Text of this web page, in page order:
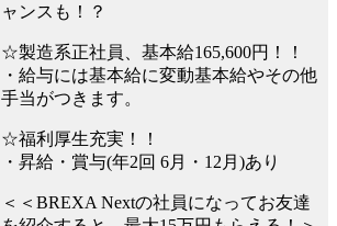
ャンスも！？
☆製造系正社員、基本給165,600円！！
・給与には基本給に変動基本給やその他
手当がつきます。
☆福利厚生充実！！
・昇給・賞与(年2回 6月・12月)あり
＜＜BREXA Nextの社員になってお友達